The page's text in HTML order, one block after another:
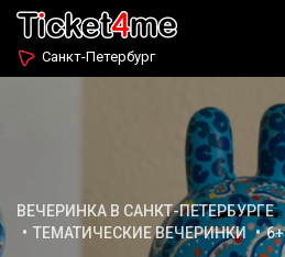
Санкт-Петербург
ВЕЧЕРИНКА В САНКТ-ПЕТЕРБУРГЕ
ТЕМАТИЧЕСКИЕ ВЕЧЕРИНКИ
6+